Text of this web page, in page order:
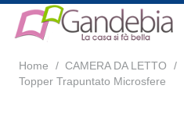
Home / CAMERA DA LETTO /
Topper Trapuntato Microsfere